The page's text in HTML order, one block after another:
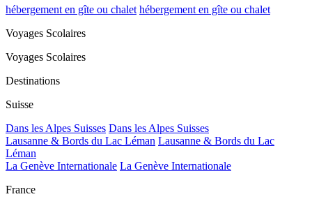
hébergement en gîte ou chalet hébergement en gîte ou chalet
Voyages Scolaires
Voyages Scolaires
Destinations
Suisse
Dans les Alpes Suisses Dans les Alpes Suisses
Lausanne & Bords du Lac Léman Lausanne & Bords du Lac
Léman
La Genève Internationale La Genève Internationale
France